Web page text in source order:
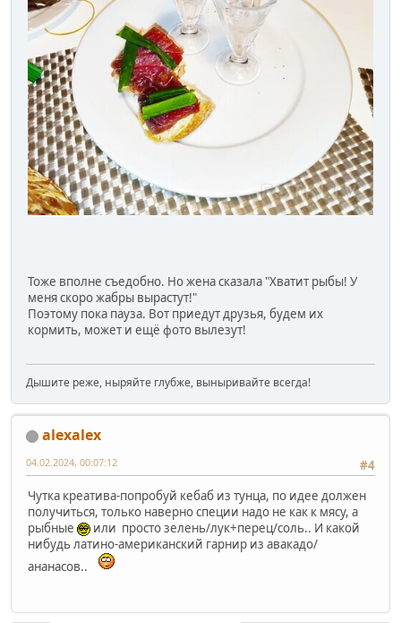
Тоже вполне съедобно. Но жена сказала "Хватит рыбы! У
меня скоро жабры вырастут!"
Поэтому пока пауза. Вот приедут друзья, будем их
кормить, может и ещё фото вылезут!
Дышите реже, ныряйте глубже, выныривайте всегда!
alexalex
#4
04.02.2024, 00:07:12
Чутка креатива-попробуй кебаб из тунца, по идее должен
получиться, только наверно специи надо не как к мясу, а
рыбные
или просто зелень/лук+перец/соль.. И какой
нибудь латино-американский гарнир из авакадо/
ананасов..